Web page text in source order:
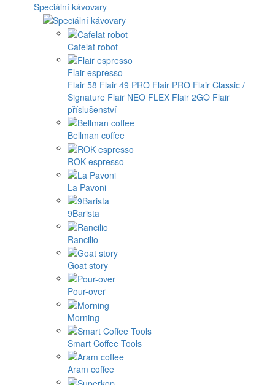
Speciální kávovary
Cafelat robot
Flair espresso
Flair 58 Flair 49 PRO Flair PRO Flair Classic /
Signature Flair NEO FLEX Flair 2GO Flair
příslušenství
Bellman coffee
ROK espresso
La Pavoni
9Barista
Rancilio
Goat story
Pour-over
Morning
Smart Coffee Tools
Aram coffee